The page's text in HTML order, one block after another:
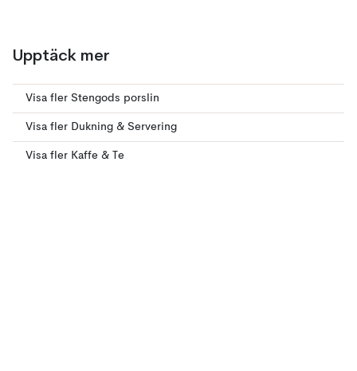
Upptäck mer
Visa fler Stengods porslin
Visa fler Dukning & Servering
Visa fler Kaffe & Te